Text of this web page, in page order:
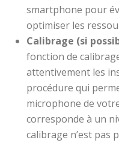
smartphone pour
optimiser les
Calibrage (si
fonction de
attentivement les
procédure qui
microphone de
corresponde à un
calibrage n’est pas